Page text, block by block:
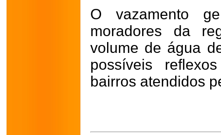
O vazamento
moradores da
volume de água
possíveis
bairros atendidos